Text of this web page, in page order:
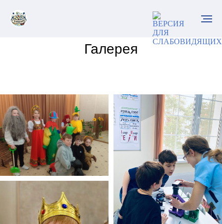
Галерея